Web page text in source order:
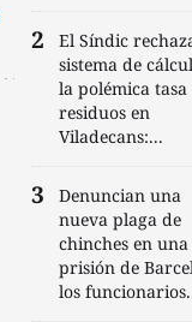
El Síndic
sistema de
la polémica tasa
residuos en
Viladecans:...
Denuncian una
nueva plaga de
chinches en una
prisión de
los